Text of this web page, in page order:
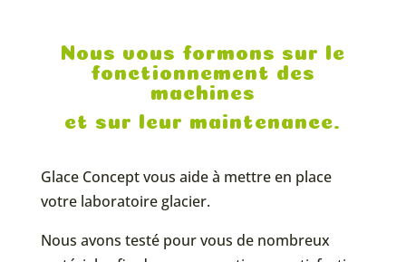
Nous vous formons sur le
fonctionnement des
machines
et sur leur maintenance.
Glace Concept vous aide à mettre en place
votre laboratoire glacier.
Nous avons testé pour vous de nombreux